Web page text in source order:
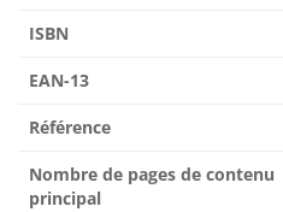
ISBN
EAN-13
Référence
Nombre de pages de contenu
principal